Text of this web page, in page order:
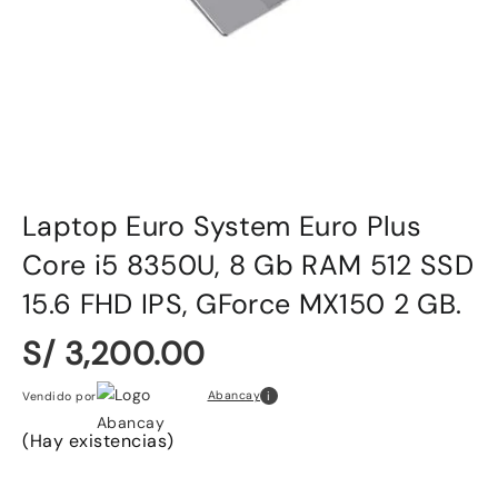
Laptop Euro System Euro Plus
Core i5 8350U, 8 Gb RAM 512 SSD
15.6 FHD IPS, GForce MX150 2 GB.
S/ 3,200.00
Vendido por Abancay i
(Hay existencias)